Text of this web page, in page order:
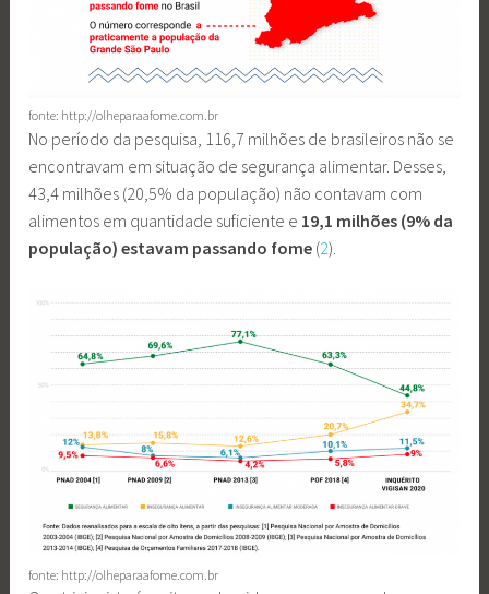
fonte: http://olheparaafome.com.br
No período da pesquisa, 116,7 milhões de brasileiros não se
encontravam em situação de segurança alimentar. Desses,
43,4 milhões (20,5% da população) não contavam com
alimentos em quantidade suficiente e 19,1 milhões (9% da
população) estavam passando fome (2).
fonte: http://olheparaafome.com.br